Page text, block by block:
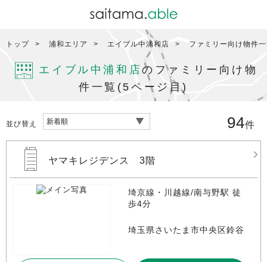
トップ 浦和エリア エイブル中浦和店 ファミリー向け物件
エイブル中浦和店のファミリー向け物
件一覧(5ページ目)
並び替え 94件
ヤマキレジデンス 3階
埼京線・川越線/南与野駅 徒
歩4分
埼玉県さいたま市中央区鈴谷